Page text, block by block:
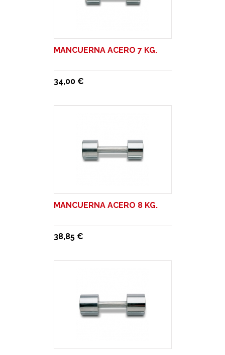
MANCUERNA ACERO 7 KG.
34,00 €
MANCUERNA ACERO 8 KG.
38,85 €